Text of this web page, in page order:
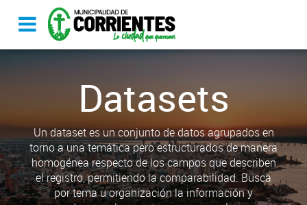
Datasets
Un dataset es un conjunto de datos agrupados en
torno a una temática pero estructurados de manera
homogénea respecto de los campos que describen
el registro, permitiendo la comparabilidad. Busca
por tema u organización la información y